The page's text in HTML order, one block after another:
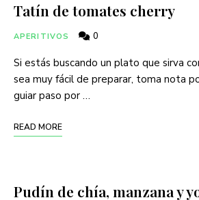
Tatín de tomates cherry
APERITIVOS 0
Si estás buscando un plato que sirva
sea muy fácil de preparar, toma nota
guiar paso por …
READ MORE
Pudín de chía, manzana y